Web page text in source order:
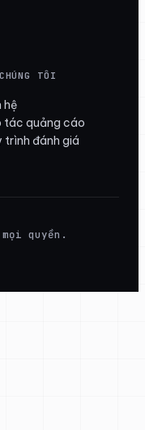
TÔI
hệ
tác quảng cáo
trình đánh giá
quyền.